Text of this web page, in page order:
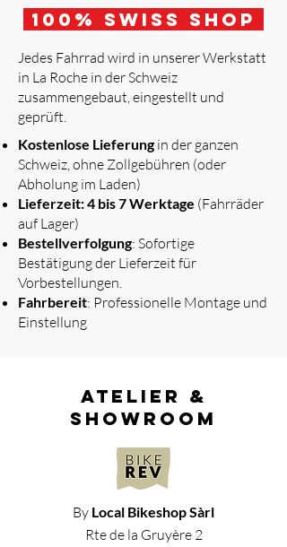
100 % Swiss Shop
Jedes Fahrrad wird in unserer Werkstatt
in La Roche in der Schweiz
zusammengebaut, eingestellt und
geprüft.
​
Kostenlose Lieferungin der ganzen
Schweiz, ohne Zollgebühren (oder
Abholung im Laden)
Lieferzeit: 4 bis 7 Werktage (Fahrräder
auf Lager)
Bestellverfolgung: Sofortige
Bestätigung der Lieferzeit für
Vorbestellungen.
Fahrbereit: Professionelle Montage und
Einstellung
atelier &
showroom
By Local Bikeshop Sàrl
Rte de la Gruyère 2